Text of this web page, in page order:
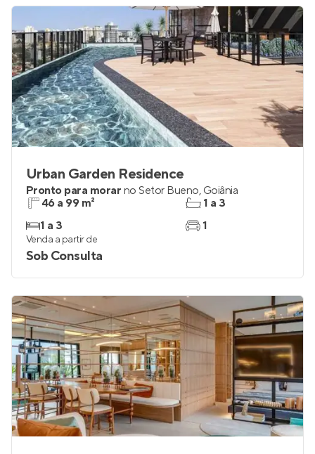
Urban Garden Residence
Pronto para morar no Setor Bueno, Goiânia
46 a 99 m²
1 a 3
1 a 3
1
Venda a partir de
Sob Consulta